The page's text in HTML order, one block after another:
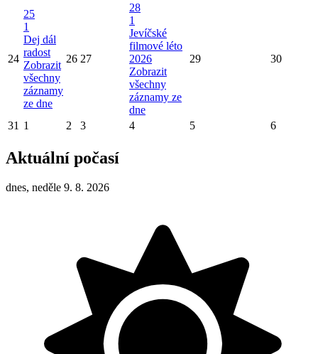
24
25
1
Dej dál
radost
Zobrazit
všechny
záznamy
ze dne
26 27
28
1
Jevíčské
filmové léto
2026
Zobrazit
všechny
záznamy ze
dne
29 30
31 1 2 3 4 5 6
Aktuální počasí
dnes, neděle 9. 8. 2026